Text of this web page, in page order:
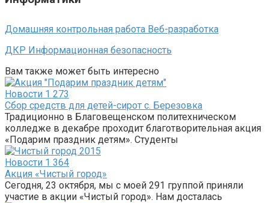
Домашняя контрольная работа Веб-разработка
ДКР Информационная безопасность
Вам также может быть интересно
Новости 1 273
Сбор средств для детей-сирот с. Березовка
Традиционно в Благовещенском политехническом
колледже в декабре проходит благотворительная акция
«Подарим праздник детям». Студенты
Новости 1 364
Акция «Чистый город»
Сегодня, 23 октября, мы с моей 291 группой приняли
участие в акции «Чистый город». Нам досталась